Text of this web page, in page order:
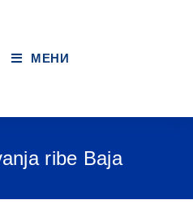
МЕНИ
ribe Baja